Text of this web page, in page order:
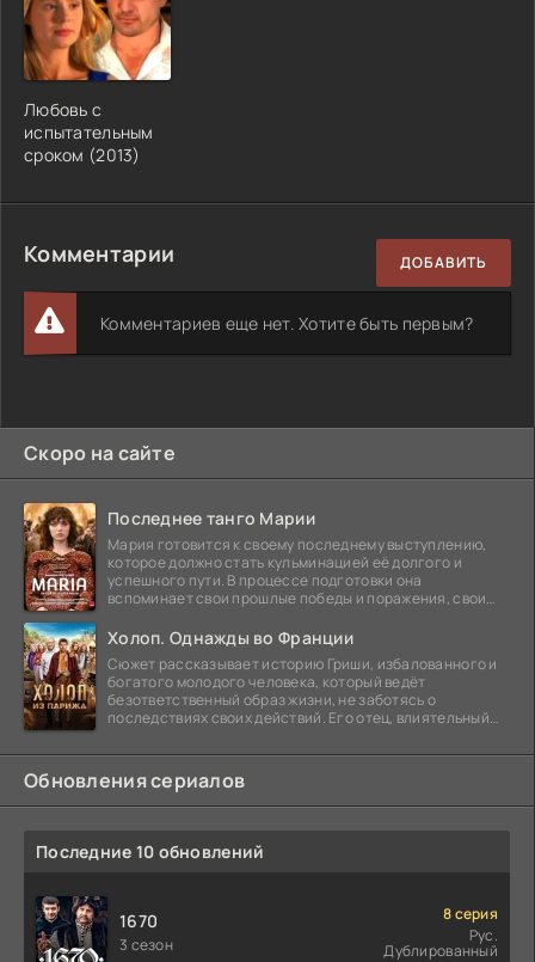
Любовь с
испытательным
сроком (2013)
Комментарии ДОБАВИТЬ
Комментариев еще нет. Хотите быть первым?
Скоро на сайте
Последнее танго Марии
Мария готовится к своему последнему выступлению,
которое должно стать кульминацией её долгого и
успешного пути. В процессе подготовки она
вспоминает свои прошлые победы и поражения, свои
Холоп. Однажды во Франции
Сюжет рассказывает историю Гриши, избалованного и
богатого молодого человека, который ведёт
безответственный образ жизни, не заботясь о
последствиях своих действий. Его отец, влиятельный
Обновления сериалов
Последние 10 обновлений
1670
3 сезон
8 серия
Рус.
Дублированный